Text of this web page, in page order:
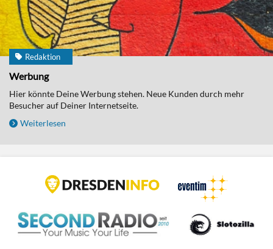
Redaktion
Werbung
Hier könnte Deine Werbung stehen. Neue Kunden durch mehr
Besucher auf Deiner Internetseite.
Weiterlesen